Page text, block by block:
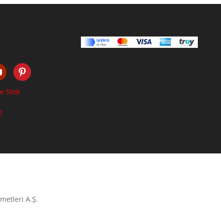
Stok
A.Ş.